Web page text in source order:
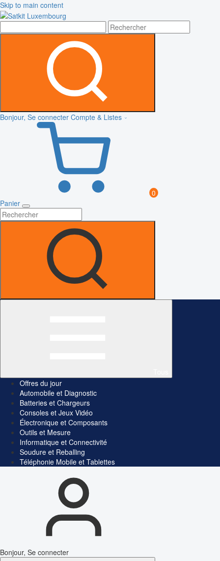
Skip to main content
Bonjour, Se connecter Compte & Listes
0
Panier
Offres du jour
Automobile et Diagnostic
Batteries et Chargeurs
Consoles et Jeux Vidéo
Électronique et Composants
Outils et Mesure
Informatique et Connectivité
Soudure et Reballing
Téléphonie Mobile et Tablettes
Bonjour, Se connecter